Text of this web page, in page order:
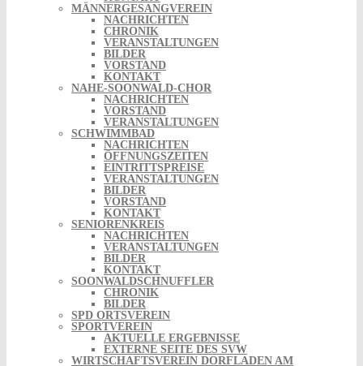
MÄNNERGESANGVEREIN
NACHRICHTEN
CHRONIK
VERANSTALTUNGEN
BILDER
VORSTAND
KONTAKT
NAHE-SOONWALD-CHOR
NACHRICHTEN
VORSTAND
VERANSTALTUNGEN
SCHWIMMBAD
NACHRICHTEN
ÖFFNUNGSZEITEN
EINTRITTSPREISE
VERANSTALTUNGEN
BILDER
VORSTAND
KONTAKT
SENIORENKREIS
NACHRICHTEN
VERANSTALTUNGEN
BILDER
KONTAKT
SOONWALDSCHNUFFLER
CHRONIK
BILDER
SPD ORTSVEREIN
SPORTVEREIN
AKTUELLE ERGEBNISSE
EXTERNE SEITE DES SVW
WIRTSCHAFTSVEREIN DORFLADEN AM